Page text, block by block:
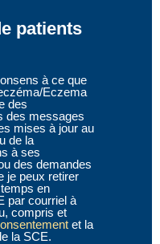
patients
à ce que
Eczema
des
des messages
mises à jour au
de la
à ses
des demandes
je peux retirer
en
par courriel à
compris et
et la
la SCE.